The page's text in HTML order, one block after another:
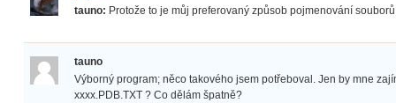
tauno: Protože to je můj preferovaný způsob pojmenování
tauno
Výborný program; něco takového jsem potřeboval. Jen by mne
xxxx.PDB.TXT ? Co dělám špatně?